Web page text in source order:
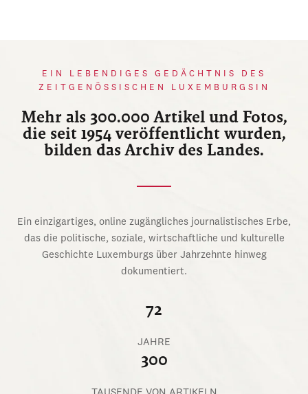
EIN LEBENDIGES GEDÄCHTNIS DES
ZEITGENÖSSISCHEN LUXEMBURGSIN
Mehr als 300.000 Artikel und Fotos,
die seit 1954 veröffentlicht wurden,
bilden das Archiv des Landes.
Ein einzigartiges, online zugängliches journalistisches Erbe,
das die politische, soziale, wirtschaftliche und kulturelle
Geschichte Luxemburgs über Jahrzehnte hinweg
dokumentiert.
72
JAHRE
300